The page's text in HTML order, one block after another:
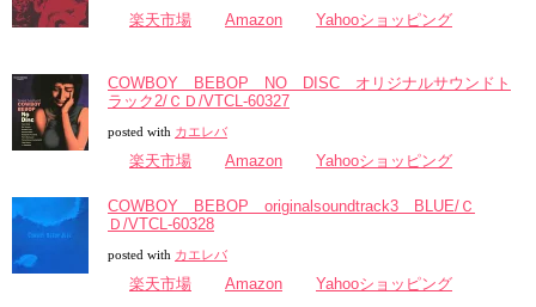
楽天市場 Amazon Yahooショッピング
COWBOY BEBOP NO DISC オリジナルサウンドト
ラック2/ＣＤ/VTCL-60327
posted with カエレバ
楽天市場 Amazon Yahooショッピング
COWBOY BEBOP originalsoundtrack3 BLUE/Ｃ
Ｄ/VTCL-60328
posted with カエレバ
楽天市場 Amazon Yahooショッピング